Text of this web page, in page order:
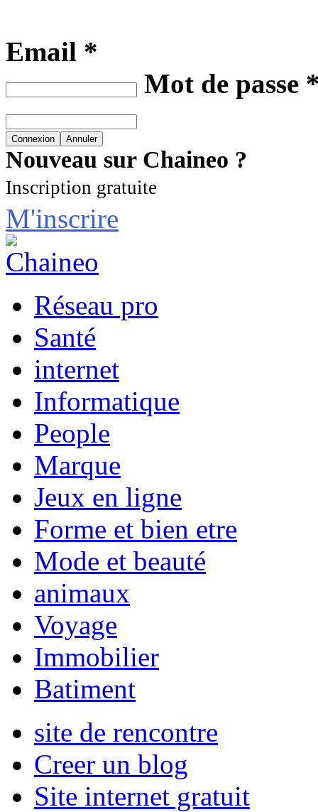
Email *
Mot de passe
Nouveau sur Chaineo ?
Inscription gratuite
M'inscrire
Réseau pro
Santé
internet
Informatique
People
Marque
Jeux en ligne
Forme et bien etre
Mode et beauté
animaux
Voyage
Immobilier
Batiment
site de rencontre
Creer un blog
Site internet gratuit